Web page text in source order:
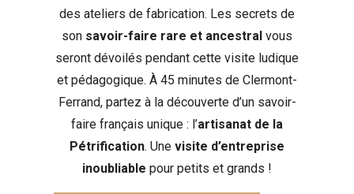
des ateliers de fabrication. Les secrets de
son savoir-faire rare et ancestral vous
seront dévoilés pendant cette visite ludique
et pédagogique. À 45 minutes de Clermont-
Ferrand, partez à la découverte d’un savoir-
faire français unique : l’artisanat de la
Pétrification. Une visite d’entreprise
inoubliable pour petits et grands !